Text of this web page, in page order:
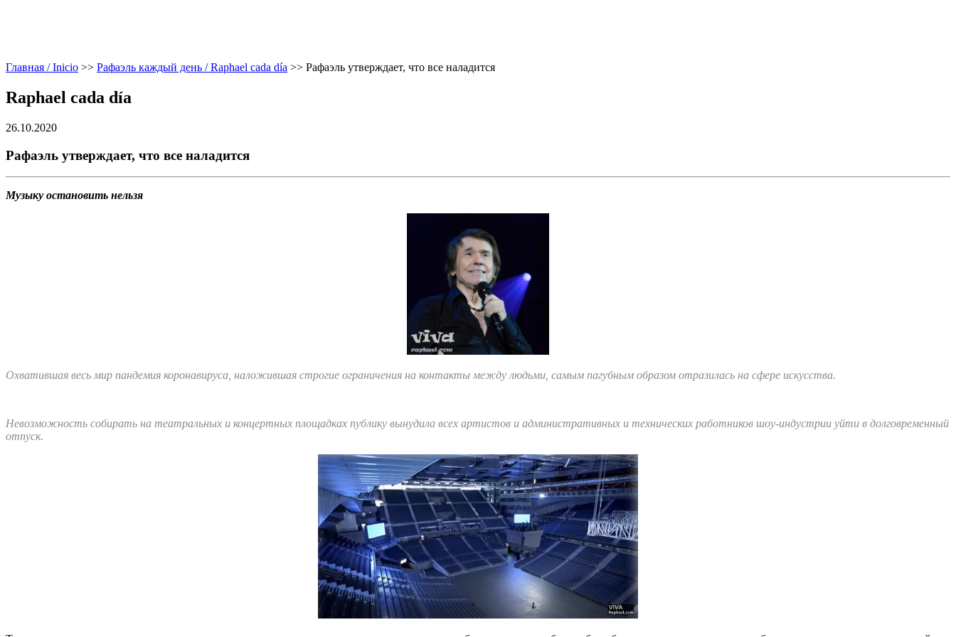
Главная / Inicio >> Рафаэль каждый день / Raphael cada día >> Рафаэль утверждает, что все наладится
Raphael cada día
26.10.2020
Рафаэль утверждает, что все наладится
Музыку остановить нельзя
Охватившая весь мир пандемия коронавируса, наложившая строгие ограничения на контакты между людьми, самым пагубным образом отразилась на сфере искусства.
Невозможность собирать на театральных и концертных площадках публику вынудила всех артистов и административных и технических работников шоу-индустрии уйти в долговременный
отпуск.